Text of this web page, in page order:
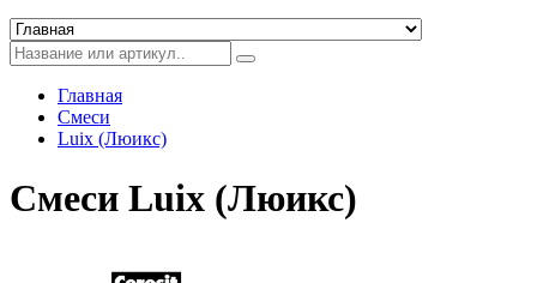
Главная
Смеси
Luix (Люикс)
Смеси Luix (Люикс)